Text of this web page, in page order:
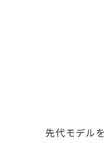
先代モデル